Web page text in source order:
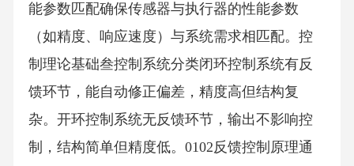
能参数匹配确保传感器与执行器的性能参数
（如精度、响应速度）与系统需求相匹配。控
制理论基础叁控制系统分类闭环控制系统有反
馈环节，能自动修正偏差，精度高但结构复
杂。开环控制系统无反馈环节，输出不影响控
制，结构简单但精度低。0102反馈控制原理通